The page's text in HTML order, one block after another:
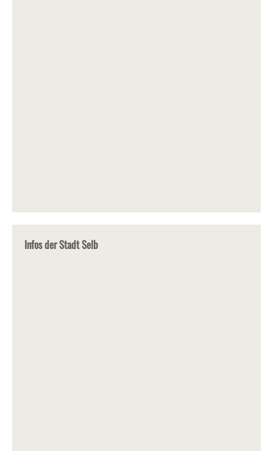
Infos der Stadt Selb